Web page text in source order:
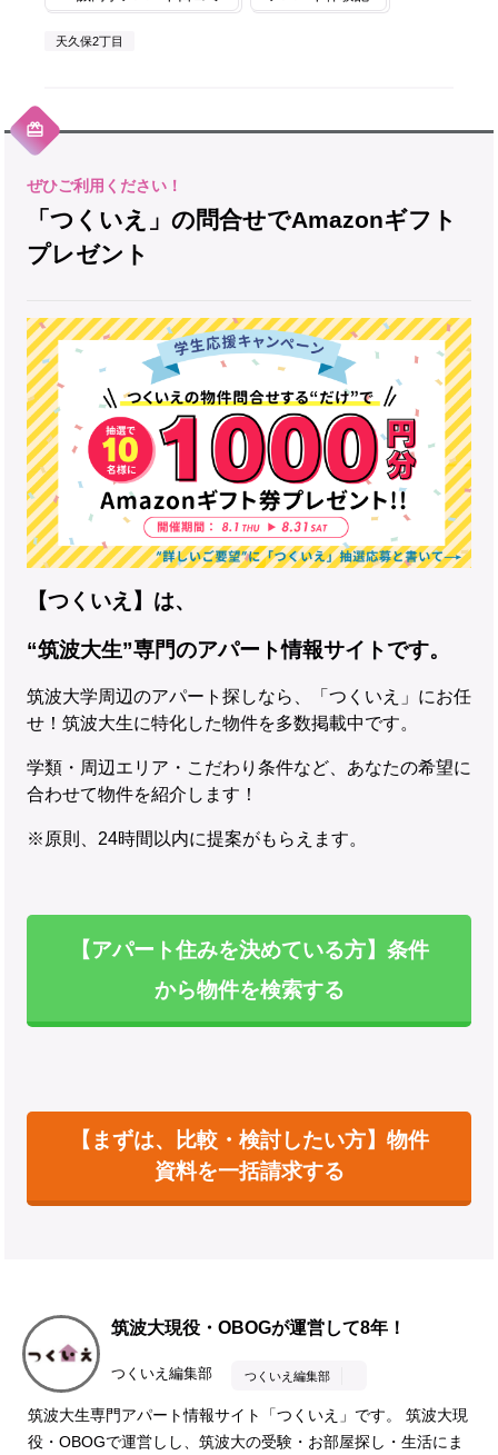
天久保2丁目
「つくいえ」の問合せでAmazonギフト
プレゼント
【つくいえ】は、
“筑波大生”専門のアパート情報サイトです。
筑波大学周辺のアパート探しなら、「つくいえ」にお任
せ！筑波大生に特化した物件を多数掲載中です。
学類・周辺エリア・こだわり条件など、あなたの希望に
合わせて物件を紹介します！
※原則、24時間以内に提案がもらえます。
【アパート住みを決めている方】条件
から物件を検索する
【まずは、比較・検討したい方】物件
資料を一括請求する
筑波大現役・OBOGが運営して8年！
つくいえ編集部 つくいえ編集部
筑波大生専門アパート情報サイト「つくいえ」です。 筑波大現
役・OBOGで運営しし、筑波大の受験・お部屋探し・生活にま